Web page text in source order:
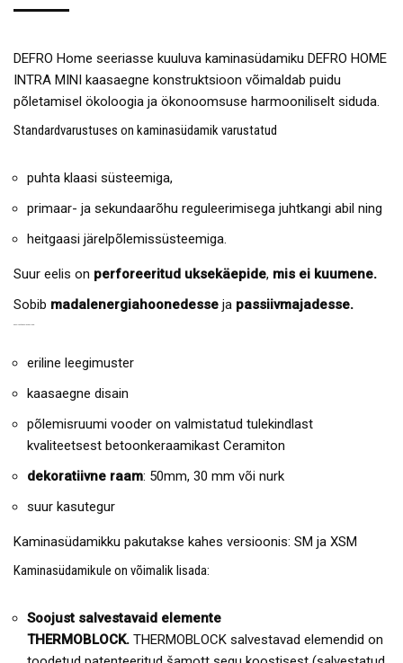
DEFRO Home seeriasse kuuluva kaminasüdamiku DEFRO HOME
INTRA MINI kaasaegne konstruktsioon võimaldab puidu
põletamisel ökoloogia ja ökonoomsuse harmooniliselt siduda.
Standardvarustuses on kaminasüdamik varustatud
puhta klaasi süsteemiga,
primaar- ja sekundaarõhu reguleerimisega juhtkangi abil ning
heitgaasi järelpõlemissüsteemiga.
Suur eelis on perforeeritud uksekäepide, mis ei kuumene.
Sobib madalenergiahoonedesse ja passiivmajadesse.
eriline leegimuster
kaasaegne disain
põlemisruumi vooder on valmistatud tulekindlast
kvaliteetsest betoonkeraamikast Ceramiton
dekoratiivne raam: 50mm, 30 mm või nurk
suur kasutegur
Kaminasüdamikku pakutakse kahes versioonis: SM ja XSM
Kaminasüdamikule on võimalik lisada:
Soojust salvestavaid elemente
THERMOBLOCK. THERMOBLOCK salvestavad elemendid on